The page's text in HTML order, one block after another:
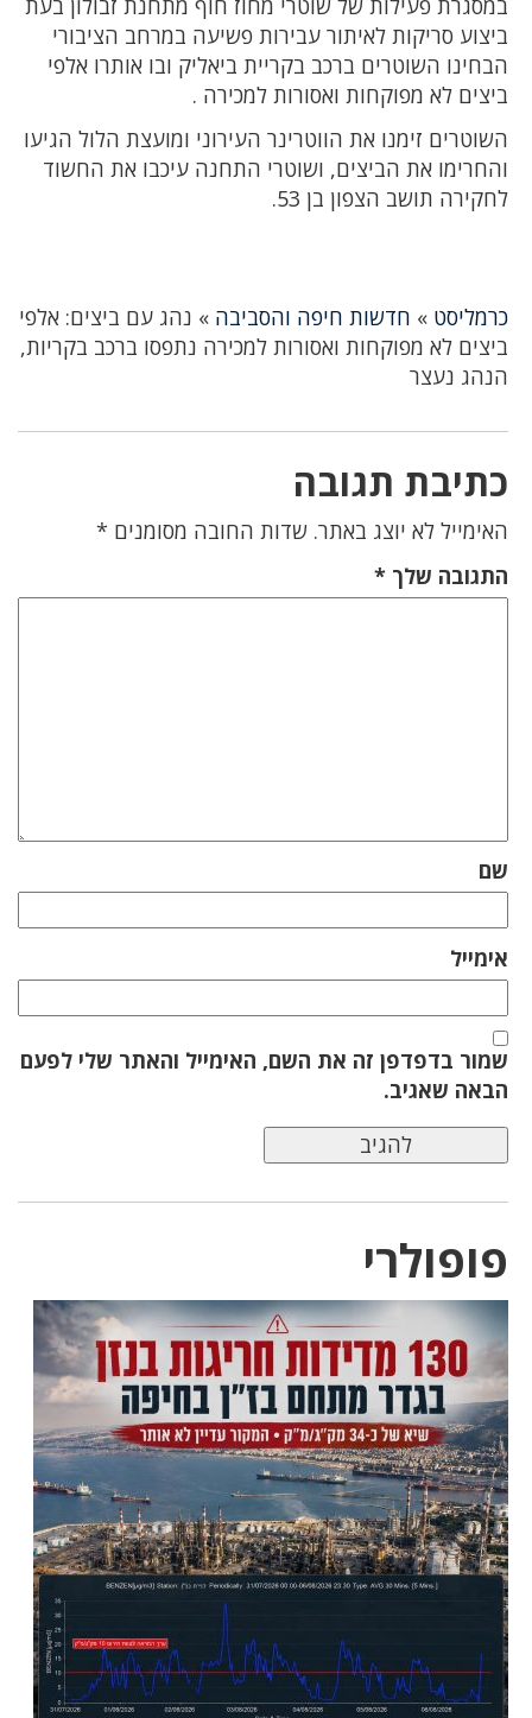
במסגרת פעילות של שוטרי מחוז חוף מתחנת זבולון בעת
ביצוע סריקות לאיתור עבירות פשיעה במרחב הציבורי
הבחינו השוטרים ברכב בקריית ביאליק ובו אותרו אלפי
ביצים לא מפוקחות ואסורות למכירה .
השוטרים זימנו את הווטרינר העירוני ומועצת הלול הגיעו
והחרימו את הביצים, ושוטרי התחנה עיכבו את החשוד
לחקירה תושב הצפון בן 53.
כרמליסט » חדשות חיפה והסביבה » נהג עם ביצים: אלפי
ביצים לא מפוקחות ואסורות למכירה נתפסו ברכב בקריות,
הנהג נעצר
כתיבת תגובה
האימייל לא יוצג באתר. שדות החובה מסומנים *
התגובה שלך *
שם
אימייל
שמור בדפדפן זה את השם, האימייל והאתר שלי לפעם
הבאה שאגיב.
פופולרי